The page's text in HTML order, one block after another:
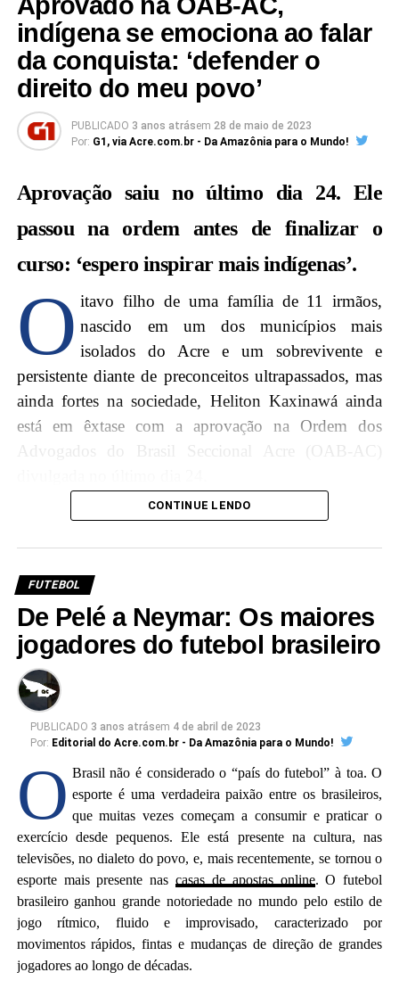
indígena se emociona ao falar
da conquista: ‘defender o
direito do meu povo’
PUBLICADO 3 anos atrásem 28 de maio de 2023
Por: G1, via Acre.com.br - Da Amazônia para o Mundo!
Aprovação saiu no último dia 24. Ele
passou na ordem antes de finalizar o
curso: ‘espero inspirar mais indígenas’.
O itavo filho de uma família de 11 irmãos,
nascido em um dos municípios mais
isolados do Acre e um sobrevivente e
persistente diante de preconceitos ultrapassados, mas
ainda fortes na sociedade, Heliton Kaxinawá ainda
está em êxtase com a aprovação na Ordem dos
Advogados do Brasil Seccional Acre (OAB-AC)
Aos 23 anos e ainda cursando o 9º período de
direito, ele diz que a aprovação é a realização de um
outros jovens indígenas ocupem seus espaços.
Mas, até chegar a essa conquista, foi um longo
caminho percorrido, começando por ter nascido em
um dos municípios mais isolados do Acre, que tem
pouco mais de 8,6 mil habitantes.
A Terra Indígena Kaxinawá do Rio Jordão tem 87
mil hectares e uma cerca de 1.470 indígenas, também
conhecidos como Huni Kuin que ocupam Jordão e
Marechal Thaumaturgo.
“Nasci no município de Jordão, no baixo Rio
Tarauacá, em um local conhecido, ainda hoje, como
igarapé dos índios, porque, por residirmos lá, os
moradores próximos acabaram denominando assim
aquele lugar. Morei lá por um tempo e lembro que
CONTINUE LENDO
FUTEBOL
De Pelé a Neymar: Os maiores
jogadores do futebol brasileiro
PUBLICADO 3 anos atrásem 4 de abril de 2023
Por: Editorial do Acre.com.br - Da Amazônia para o Mundo!
O Brasil não é considerado o “país do futebol” à toa. O
esporte é uma verdadeira paixão entre os brasileiros,
que muitas vezes começam a consumir e praticar o
exercício desde pequenos. Ele está presente na cultura, nas
televisões, no dialeto do povo, e, mais recentemente, se tornou o
esporte mais presente nascasas de apostas online. O futebol
brasileiro ganhou grande notoriedade no mundo pelo estilo de
jogo rítmico, fluido e improvisado, caracterizado por
movimentos rápidos, fintas e mudanças de direção de grandes
jogadores ao longo de décadas.